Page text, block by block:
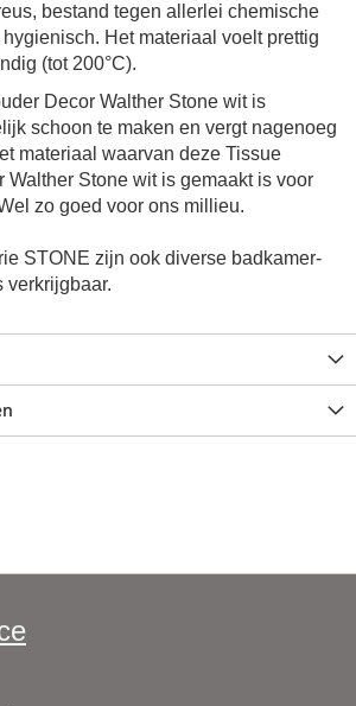
bestand tegen allerlei chemische
Het materiaal voelt prettig
(tot 200°C).
Decor Walther Stone wit is
schoon te maken en vergt nagenoeg
materiaal waarvan deze Tissue
Walther Stone wit is gemaakt is voor
zo goed voor ons millieu.
STONE zijn ook diverse badkamer-
verkrijgbaar.